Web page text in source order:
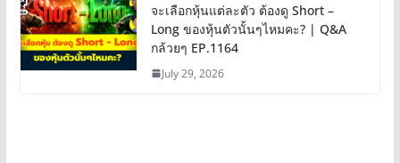
จะเลือกหุ้นแต่ละตัว ต้องดู Short –
Long ของหุ้นตัวนั้นๆไหมคะ? | Q&A
กล้วยๆ EP.1164
July 29, 2026